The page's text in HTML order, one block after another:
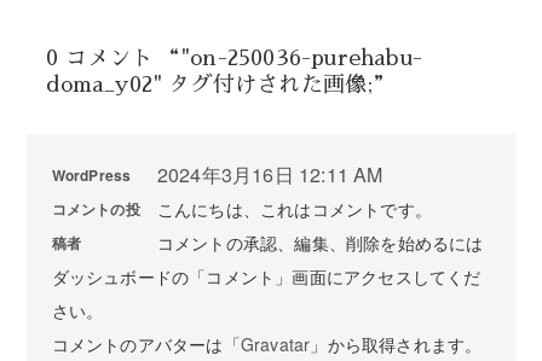
0 コメント “"on-250036-purehabu-
doma_y02" タグ付けされた画像;”
WordPress
コメントの投
稿者
2024年3月16日 12:11 AM
こんにちは、これはコメントです。
コメントの承認、編集、削除を始めるには
ダッシュボードの「コメント」画面にアクセスしてくだ
さい。
コメントのアバターは「Gravatar 」から取得されます。